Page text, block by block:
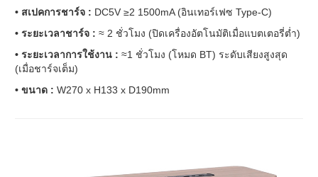
• สเปคการชาร์จ : DC5V ≥2 1500mA (อินเทอร์เฟซ Type-C)
• ระยะเวลาชาร์จ : ≈ 2 ชั่วโมง (ปิดเครื่องอัตโนมัติเมื่อแบตเตอรี่ต่ำ)
• ระยะเวลาการใช้งาน : ≈1 ชั่วโมง (โหมด BT) ระดับเสียงสูงสุด
(เมื่อชาร์จเต็ม)
• ขนาด : W270 x H133 x D190mm